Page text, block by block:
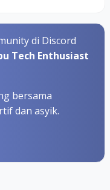
di Discord
Tech Enthusiast
bersama
dan asyik.